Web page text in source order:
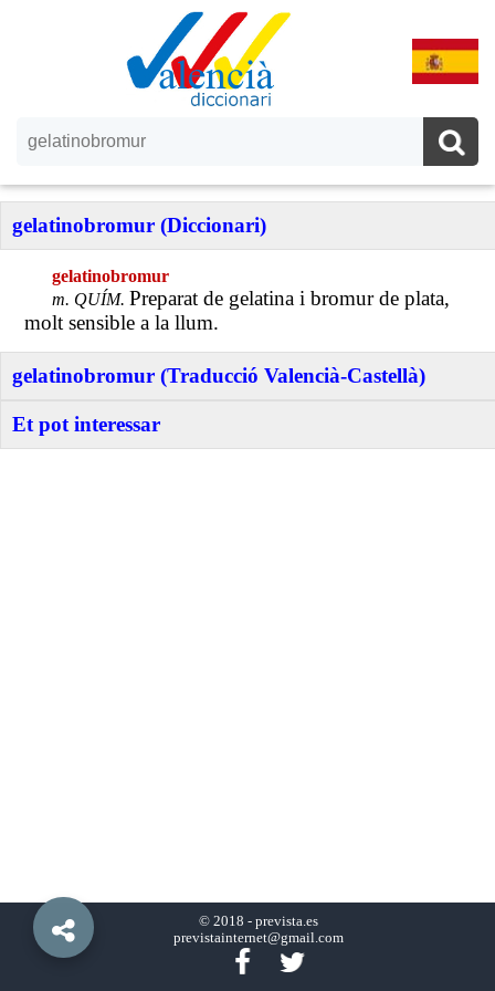
gelatinobromur (Diccionari)
gelatinobromur
m. QUÍM. Preparat de gelatina i bromur de plata,
molt sensible a la llum.
gelatinobromur (Traducció Valencià-Castellà)
Et pot interessar
© 2018 - prevista.es
previstainternet@gmail.com